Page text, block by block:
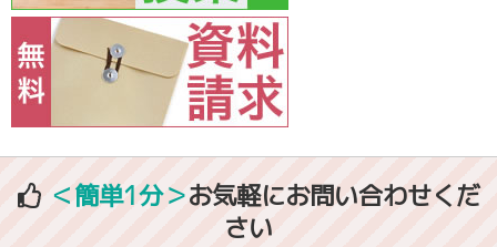
＜簡単1分＞お気軽にお問い合わせくだ
さい